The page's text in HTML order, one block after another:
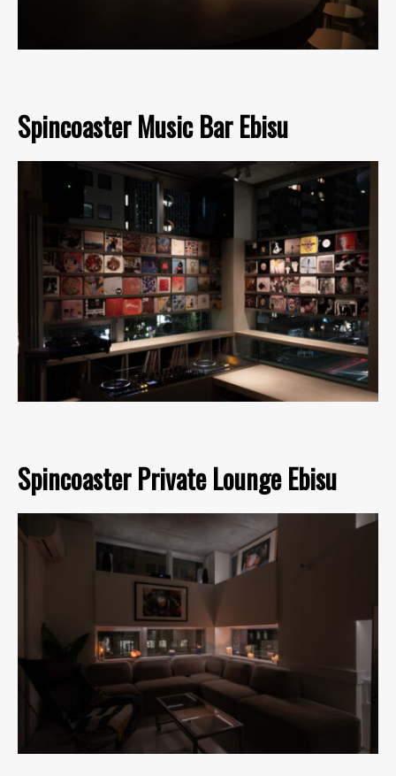
Spincoaster Music Bar Ebisu
Spincoaster Private Lounge Ebisu